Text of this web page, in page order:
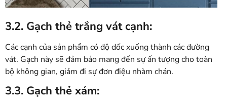
3.2. Gạch thẻ trắng vát cạnh:
Các cạnh của sản phẩm có độ dốc xuống thành các đường
vát. Gạch này sẽ đảm bảo mang đến sự ấn tượng cho toàn
bộ không gian, giảm đi sự đơn điệu nhàm chán.
3.3. Gạch thẻ xám: